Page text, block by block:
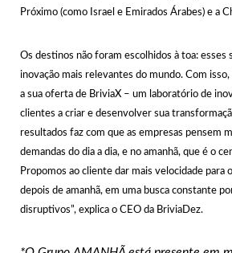
Próximo (como Israel e Emirados Árabes) e a
Os destinos não foram escolhidos à toa: esses
inovação mais relevantes do mundo. Com
a sua oferta de BriviaX – um laboratório de
clientes a criar e desenvolver sua
resultados faz com que as empresas pensem
demandas do dia a dia, e no amanhã, que é o
Propomos ao cliente dar mais velocidade para
depois de amanhã, em uma busca constante
disruptivos”, explica o CEO da BriviaDez.